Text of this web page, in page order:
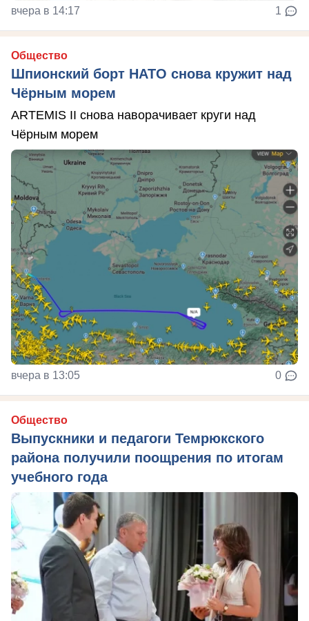
вчера в 14:17 1
Общество
Шпионский борт НАТО снова кружит над
Чёрным морем
ARTEMIS II снова наворачивает круги над
Чёрным морем
вчера в 13:05 0
Общество
Выпускники и педагоги Темрюкского
района получили поощрения по итогам
учебного года